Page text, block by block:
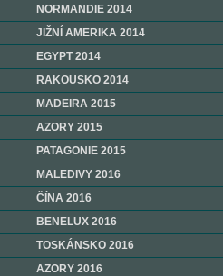
NORMANDIE 2014
JIŽNÍ AMERIKA 2014
EGYPT 2014
RAKOUSKO 2014
MADEIRA 2015
AZORY 2015
PATAGONIE 2015
MALEDIVY 2016
ČÍNA 2016
BENELUX 2016
TOSKÁNSKO 2016
AZORY 2016